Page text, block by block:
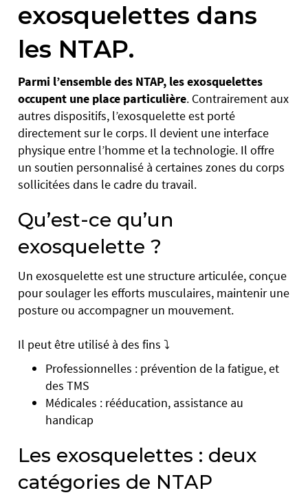
exosquelettes dans
les NTAP.
Parmi l’ensembledes NTAP, les exosquelettes
occupent une place particulière. Contrairement aux
autres dispositifs, l’exosquelette est porté
directement sur le corps. Il devient une interface
physique entre l’homme et la technologie. Il offre
un soutien personnalisé à certaines zones du corps
sollicitées dans le cadre du travail.
Qu’est-ce qu’un
exosquelette ?
Un exosquelette est une structure articulée, conçue
pour soulager les efforts musculaires, maintenir une
posture ou accompagner un mouvement.
Il peut être utilisé à des fins ⤵️
Professionnelles : prévention de la fatigue, et
des TMS
Médicales : rééducation, assistance au
handicap
Les exosquelettes : deux
catégories de NTAP